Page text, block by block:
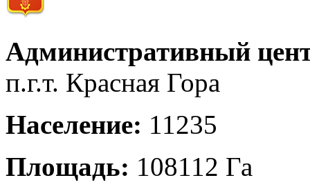
Административный
п.г.т. Красная Гора
Население: 11235
Площадь: 108112 Га